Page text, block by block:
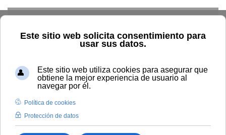
Inicio Estudiar Oferta académica
Ciencias Sociales y
Investigación de delitos contra fauna salvaje
Microcredenciales/Ciencias Sociales y Jurídicas/